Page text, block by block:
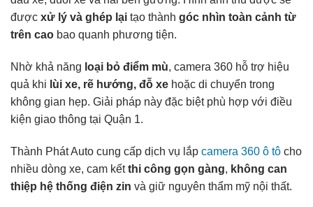
được xử lý và ghép lại tạo thành góc nhìn toàn cảnh từ
trên cao bao quanh phương tiện.
Nhờ khả năng loại bỏ điểm mù, camera 360 hỗ trợ hiệu
quả khi lùi xe, rẽ hướng, đỗ xe hoặc di chuyển trong
không gian hẹp. Giải pháp này đặc biệt phù hợp với điều
kiện giao thông tại Quận 1.
Thành Phát Auto cung cấp dịch vụ lắp camera 360 ô tô cho
nhiều dòng xe, cam kếtthi công gọn gàng, không can
thiệp hệ thống điện zin và giữ nguyên thẩm mỹ nội thất.